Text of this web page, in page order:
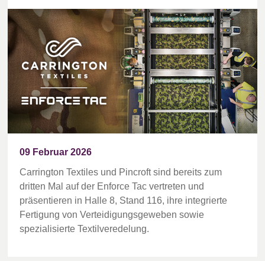
09 Februar 2026
Carrington Textiles und Pincroft sind bereits zum
dritten Mal auf der Enforce Tac vertreten und
präsentieren in Halle 8, Stand 116, ihre integrierte
Fertigung von Verteidigungsgeweben sowie
spezialisierte Textilveredelung.